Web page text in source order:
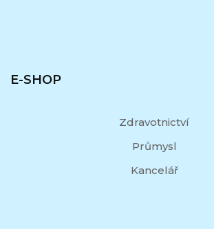
E-SHOP
Zdravotnictví
Průmysl
Kancelář